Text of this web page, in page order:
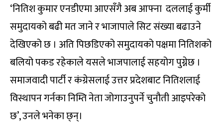
‘नितिश कुमार एनडीएमा आएसँगै अब आफ्ना दललाई कुर्मी
समुदायको बढी मत जाने र भाजापाले सिट संख्या बढाउने
देखिएको छ । अति पिछडिएको समुदायको पक्षमा नितिशको
बलियो पकड रहेकाले यसले भाजपालाई सहयोग पुग्नेछ ।
समाजवादी पार्टी र कंग्रेसलाई उत्तर प्रदेशबाट नितिशलाई
विस्थापन गर्नका निम्ति नेता जोगाउनुपर्ने चुनौती आइपरेको
छ’, उनले भनेका छ्न्।